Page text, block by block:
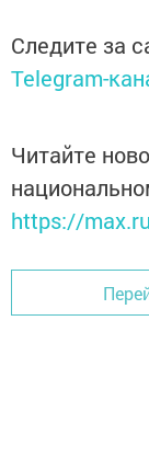
Следите за
Telegram-
Читайте
https://